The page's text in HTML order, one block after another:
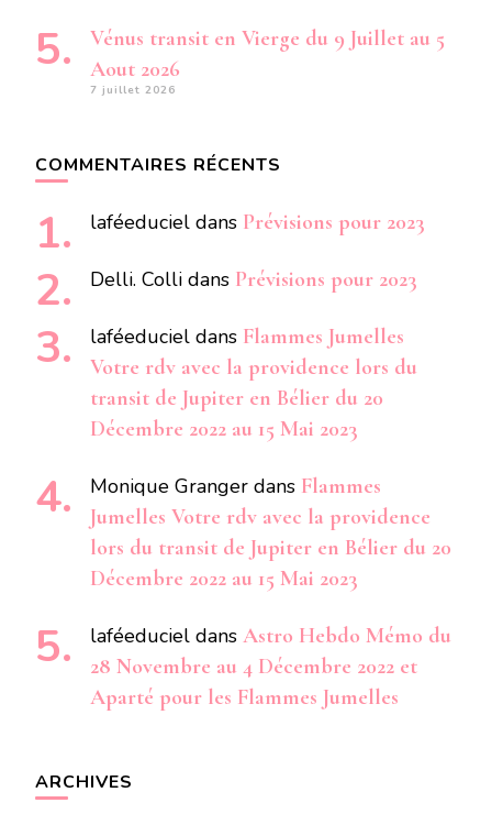
Vénus transit en Vierge du 9 Juillet au 5
Aout 2026
7 juillet 2026
COMMENTAIRES RÉCENTS
laféeduciel dans Prévisions pour 2023
Delli. Colli dans Prévisions pour 2023
laféeduciel dans Flammes Jumelles
Votre rdv avec la providence lors du
transit de Jupiter en Bélier du 20
Décembre 2022 au 15 Mai 2023
Monique Granger dans Flammes
Jumelles Votre rdv avec la providence
lors du transit de Jupiter en Bélier du 20
Décembre 2022 au 15 Mai 2023
laféeduciel dans Astro Hebdo Mémo du
28 Novembre au 4 Décembre 2022 et
Aparté pour les Flammes Jumelles
ARCHIVES